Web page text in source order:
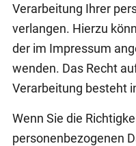
Verarbeitung Ihrer
verlangen. Hierzu
der im Impressum
wenden. Das Recht
Verarbeitung besteht
Wenn Sie die
personenbezogenen